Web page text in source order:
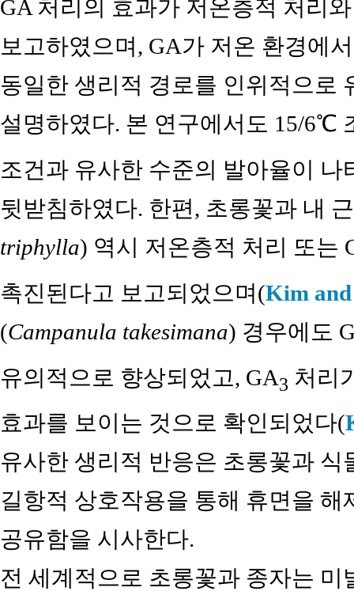
GA 처리의 효과가 저온층적 처리
보고하였으며, GA가 저온 환경에
동일한 생리적 경로를 인위적으로
설명하였다. 본 연구에서도 15/6℃
조건과 유사한 수준의 발아율이
뒷받침하였다. 한편, 초롱꽃과 내
triphylla) 역시 저온층적 처리 또는
촉진된다고 보고되었으며(Kim
(Campanula takesimana) 경우에도
유의적으로 향상되었고, GA3 처리
효과를 보이는 것으로 확인되었다(
유사한 생리적 반응은 초롱꽃과
길항적 상호작용을 통해 휴면을
공유함을 시사한다.
전 세계적으로 초롱꽃과 종자는